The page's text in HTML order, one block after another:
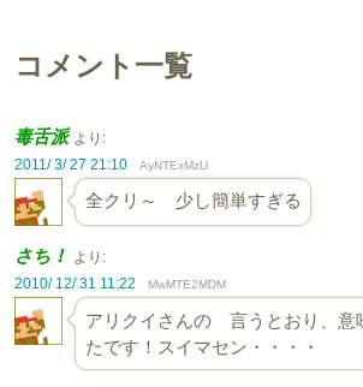
コメント一覧
毒舌派 より:
2011/ 3/ 27 21:10
AyNTExMzU
全クリ～ 少し簡単すぎる
さち！ より:
2010/ 12/ 31 11:22
MwMTE2MDM
アリクイさんの 言うとおり、意
たです！スイマセン・・・・